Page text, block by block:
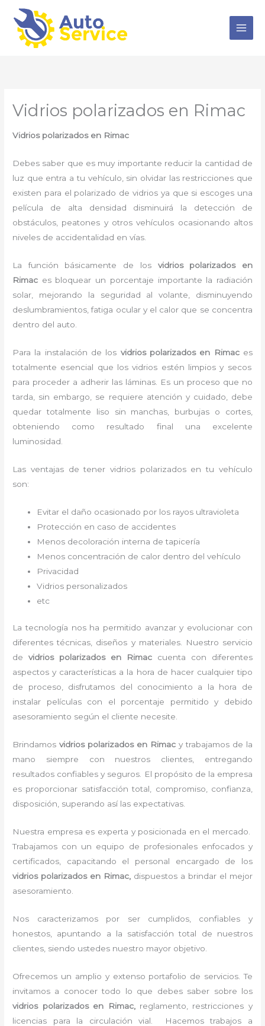
contenido
Vidrios polarizados en Rimac
Vidrios polarizados en Rimac
Debes saber que es muy importante reducir la cantidad de
luz que entra a tu vehículo, sin olvidar las restricciones que
existen para el polarizado de vidrios ya que si escoges una
película de alta densidad disminuirá la detección de
obstáculos, peatones y otros vehículos ocasionando altos
niveles de accidentalidad en vías.
La función básicamente de los vidrios polarizados en
Rimac es bloquear un porcentaje importante la radiación
solar, mejorando la seguridad al volante, disminuyendo
deslumbramientos, fatiga ocular y el calor que se concentra
dentro del auto.
Para la instalación de los vidrios polarizados en Rimac es
totalmente esencial que los vidrios estén limpios y secos
para proceder a adherir las láminas. Es un proceso que no
tarda, sin embargo, se requiere atención y cuidado, debe
quedar totalmente liso sin manchas, burbujas o cortes,
obteniendo como resultado final una excelente
luminosidad.
Las ventajas de tener vidrios polarizados en tu vehículo
son:
Evitar el daño ocasionado por los rayos ultravioleta
Protección en caso de accidentes
Menos decoloración interna de tapicería
Menos concentración de calor dentro del vehículo
Privacidad
Vidrios personalizados
etc
La tecnología nos ha permitido avanzar y evolucionar con
diferentes técnicas, diseños y materiales. Nuestro servicio
devidrios polarizados en Rimac cuenta con diferentes
aspectos y características a la hora de hacer cualquier tipo
de proceso, disfrutamos del conocimiento a la hora de
instalar películas con el porcentaje permitido y debido
asesoramiento según el cliente necesite.
Brindamosvidrios polarizados en Rimacy trabajamos de la
mano siempre con nuestros clientes, entregando
resultados confiables y seguros. El propósito de la empresa
es proporcionar satisfacción total, compromiso, confianza,
disposición, superando así las expectativas.
Nuestra empresa es experta y posicionada en el mercado.
Trabajamos con un equipo de profesionales enfocados y
certificados, capacitando el personal encargado de los
vidrios polarizados en Rimac, dispuestos a brindar el mejor
asesoramiento.
Nos caracterizamos por ser cumplidos, confiables y
honestos, apuntando a la satisfacción total de nuestros
clientes, siendo ustedes nuestro mayor objetivo.
Ofrecemos un amplio y extenso portafolio de servicios. Te
invitamos a conocer todo lo que debes saber sobre los
vidrios polarizados en Rimac, reglamento, restricciones y
licencias para la circulación vial. Hacemos trabajos a